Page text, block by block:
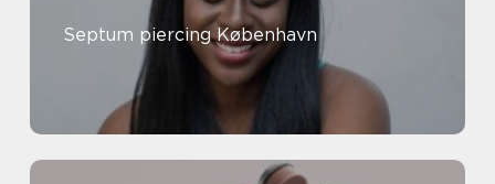
Septum piercing København